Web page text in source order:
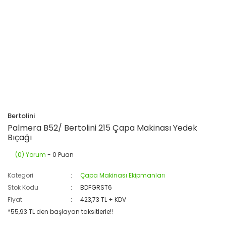
Bertolini
Palmera B52/ Bertolini 215 Çapa Makinası Yedek
Bıçağı
(0) Yorum - 0 Puan
Kategori
Çapa Makinası Ekipmanları
Stok Kodu
BDFGRST6
Fiyat
423,73 TL + KDV
*55,93 TL den başlayan taksitlerle!!